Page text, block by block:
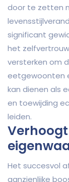
door te zetten
significant
het
versterken om
eetgewoonten
kan dienen als
en toewijding
leiden.
Het succesvol
aanzienlijke